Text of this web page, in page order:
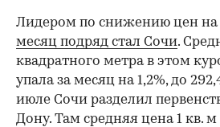
Лидером по снижению цен на
месяц подряд стал Сочи.
квадратного метра в этом
упала за месяц на 1,2%, до
июле Сочи разделил
Дону. Там средняя цена 1 кв.